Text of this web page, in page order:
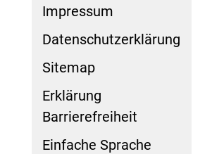
Impressum
Datenschutzerklärung
Sitemap
Erklärung
Barrierefreiheit
Einfache Sprache